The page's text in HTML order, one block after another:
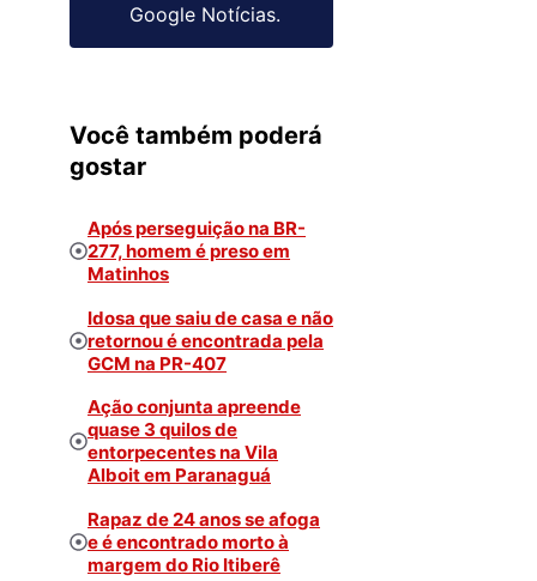
Google Notícias.
Você também poderá
gostar
Após perseguição na BR-
277, homem é preso em
Matinhos
Idosa que saiu de casa e não
retornou é encontrada pela
GCM na PR-407
Ação conjunta apreende
quase 3 quilos de
entorpecentes na Vila
Alboit em Paranaguá
Rapaz de 24 anos se afoga
e é encontrado morto à
margem do Rio Itiberê